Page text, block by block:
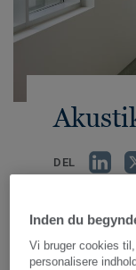
DEL
Akustik
Inden du
Vi bruger cookies
personalisere